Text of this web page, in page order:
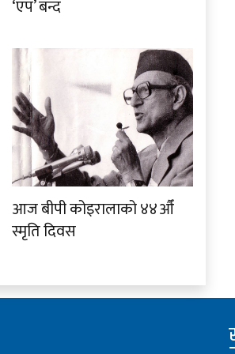
‘एप’ बन्द
आज बीपी कोइरालाको ४४औँ
स्मृति दिवस